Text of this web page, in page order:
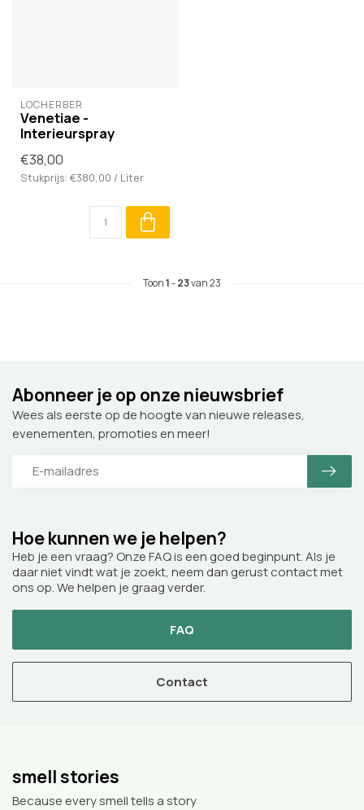
LOCHERBER
Venetiae -
Interieurspray
€38,00
Stukprijs: €380,00 / Liter
Toon1-23van 23
Hoe kunnen we je helpen?
Heb je een vraag? Onze FAQ is een goed beginpunt. Als je
daar niet vindt wat je zoekt, neem dan gerust contact met
ons op. We helpen je graag verder.
FAQ
Contact
Abonneer je op onze nieuwsbrief
Wees als eerste op de hoogte van nieuwe releases,
evenementen, promoties en meer!
smell stories
Because every smell tells a story